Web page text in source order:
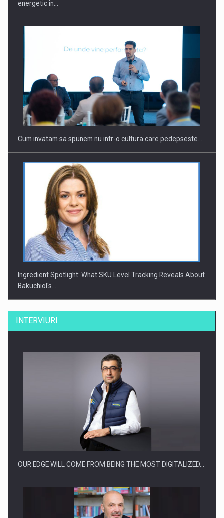
Webinar - Business Evolution-RETHINK STRATEGY-Finantare
Investitii Digitalizare
energetic in…
Cum invatam sa spunem nu intr-o cultura care pedepseste…
Ingredient Spotlight: What SKU Level Tracking Reveals About
Bakuchiol's…
Producatorii si comerciantii care nu se supun noilor
INTERVIURI
OUR EDGE WILL COME FROM BEING THE MOST DIGITALIZED…